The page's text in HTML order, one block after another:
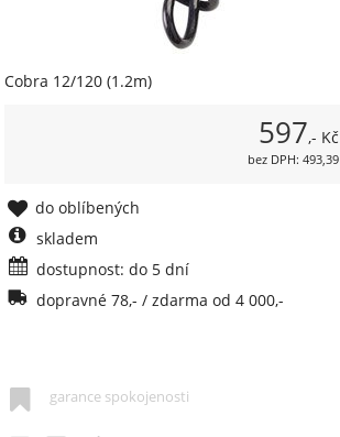
Cobra 12/120 (1.2m)
597,- Kč
bez DPH: 493,39
do oblíbených
skladem
dostupnost: do 5 dní
dopravné 78,- / zdarma od 4 000,-
garance spokojenosti